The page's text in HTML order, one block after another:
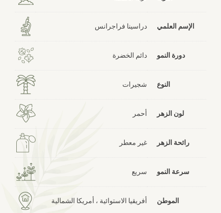
الإسم العلمي دراسينا فراجرانس
دورة النمو دائم الخضرة
النوع شجيرات
لون الزهر أحمر
رائحة الزهر غير معطر
سرعة النمو سريع
الموطن أفريقيا الاستوائية ، أمريكا الشمالية